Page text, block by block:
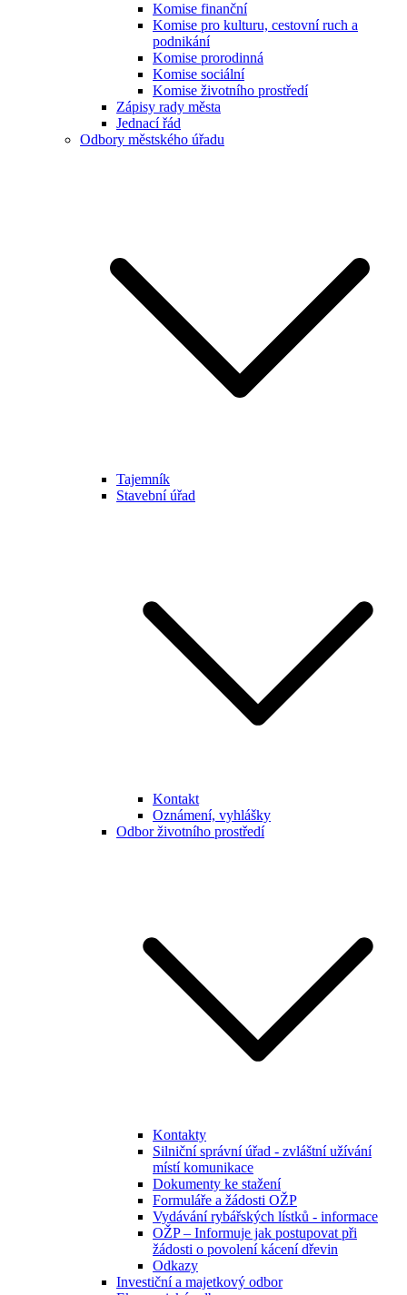
Komise finanční
Komise pro kulturu, cestovní ruch a
podnikání
Komise prorodinná
Komise sociální
Komise životního prostředí
Zápisy rady města
Jednací řád
Odbory městského úřadu
Tajemník
Stavební úřad
Kontakt
Oznámení, vyhlášky
Odbor životního prostředí
Kontakty
Silniční správní úřad - zvláštní užívání
místí komunikace
Dokumenty ke stažení
Formuláře a žádosti OŽP
Vydávání rybářských lístků - informace
OŽP – Informuje jak postupovat při
žádosti o povolení kácení dřevin
Odkazy
Investiční a majetkový odbor